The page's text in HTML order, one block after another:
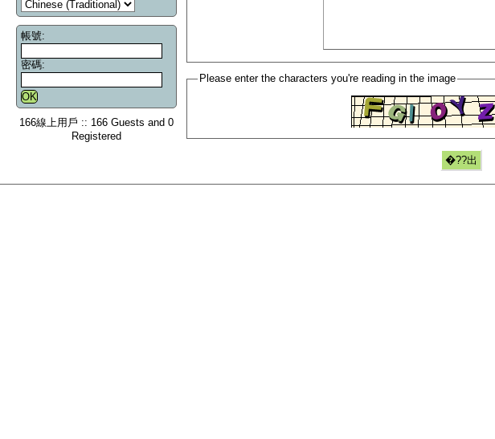
帳號:
密碼:
166線上用戶 :: 166 Guests and 0
Registered
Please enter the characters you're reading in the image